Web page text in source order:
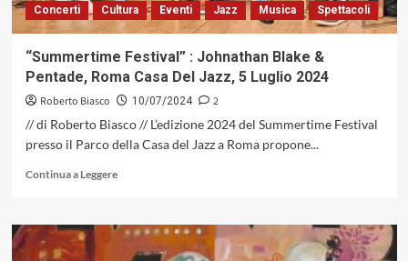
trio
ad
livello
superiore
con
“Gravity”
Concerti Cultura Eventi Jazz Musica Spettacoli
“Summertime Festival” : Johnathan Blake &
Pentade, Roma Casa Del Jazz, 5 Luglio 2024
Roberto Biasco 10/07/2024
2
// di Roberto Biasco // L’edizione 2024 del Summertime Festival
presso il Parco della Casa del Jazz a Roma propone...
Continua a LeggereLeggi
su
“Summertime
Festival”